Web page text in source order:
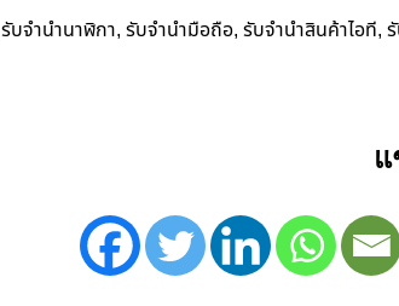
รับจำนำนาฬิกา, รับจำนำมือถือ, รับจำนำสินค้าไอที,